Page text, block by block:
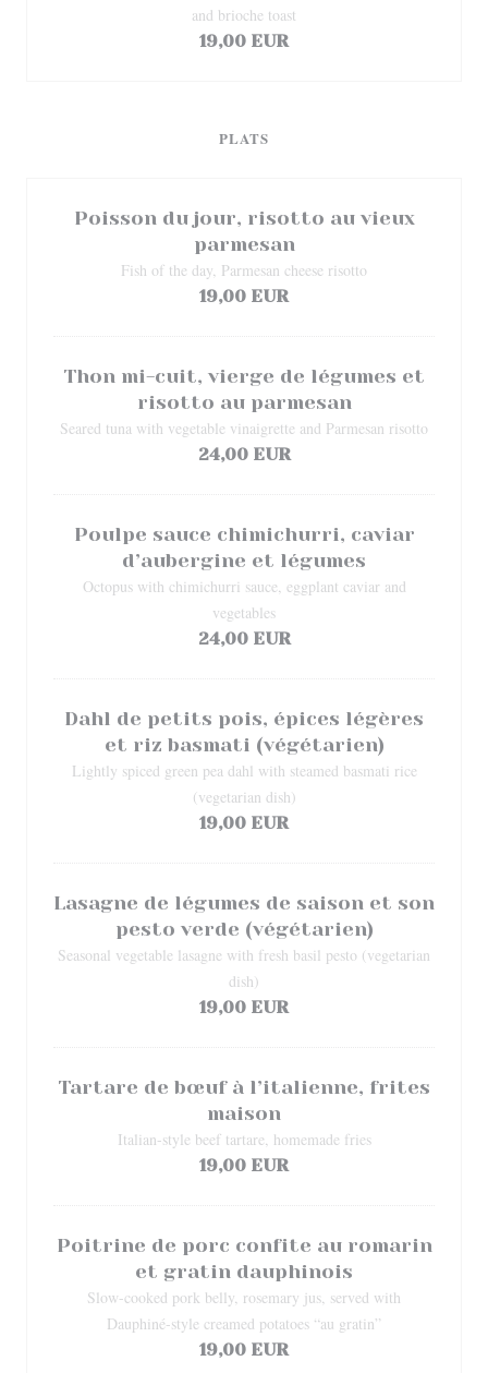
and brioche toast
19,00 EUR
PLATS
Poisson du jour, risotto au vieux
parmesan
Fish of the day, Parmesan cheese risotto
19,00 EUR
Thon mi-cuit, vierge de légumes et
risotto au parmesan
Seared tuna with vegetable vinaigrette and Parmesan risotto
24,00 EUR
Poulpe sauce chimichurri, caviar
d’aubergine et légumes
Octopus with chimichurri sauce, eggplant caviar and
vegetables
24,00 EUR
Dahl de petits pois, épices légères
et riz basmati (végétarien)
Lightly spiced green pea dahl with steamed basmati rice
(vegetarian dish)
19,00 EUR
Lasagne de légumes de saison et son
pesto verde (végétarien)
Seasonal vegetable lasagne with fresh basil pesto (vegetarian
dish)
19,00 EUR
Tartare de bœuf à l’italienne, frites
maison
Italian-style beef tartare, homemade fries
19,00 EUR
Poitrine de porc confite au romarin
et gratin dauphinois
Slow-cooked pork belly, rosemary jus, served with
Dauphiné-style creamed potatoes “au gratin”
19,00 EUR